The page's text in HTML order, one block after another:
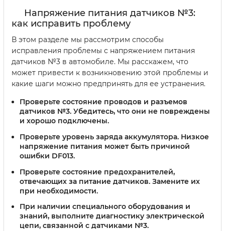
Напряжение питания датчиков №3:
как исправить проблему
В этом разделе мы рассмотрим способы
исправления проблемы с напряжением питания
датчиков №3 в автомобиле. Мы расскажем, что
может привести к возникновению этой проблемы и
какие шаги можно предпринять для ее устранения.
Проверьте состояние проводов и разъемов
датчиков №3. Убедитесь, что они не повреждены
и хорошо подключены.
Проверьте уровень заряда аккумулятора. Низкое
напряжение питания может быть причиной
ошибки DF013.
Проверьте состояние предохранителей,
отвечающих за питание датчиков. Замените их
при необходимости.
При наличии специального оборудования и
знаний, выполните диагностику электрической
цепи, связанной с датчиками №3.